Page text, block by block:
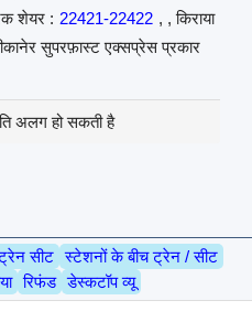
शेयर : 22421-22422 , , किराया
सुपरफ़ास्ट एक्सप्रेस प्रकार
अलग हो सकती है
सीट स्टेशनों के बीच ट्रेन / सीट
रिफंड डेस्कटॉप व्यू